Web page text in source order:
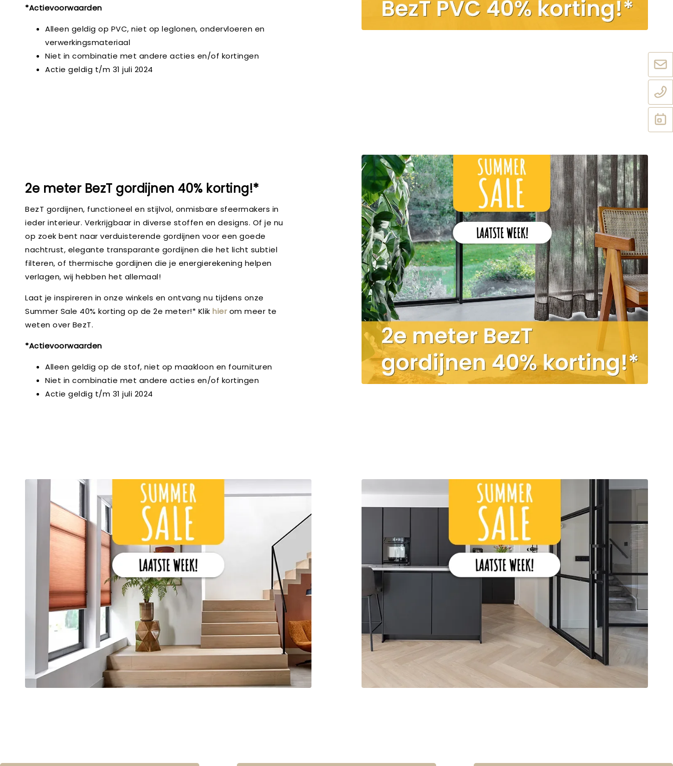
*Actievoorwaarden
Alleen geldig op PVC, niet op leglonen, ondervloeren en
verwerkingsmateriaal
Niet in combinatie met andere acties en/of kortingen
Actie geldig t/m 31 juli 2024
2e meter BezT gordijnen 40% korting!*
BezT gordijnen, functioneel en stijlvol, onmisbare sfeermakers in
ieder interieur. Verkrijgbaar in diverse stoffen en designs. Of je nu
op zoek bent naar verduisterende gordijnen voor een goede
nachtrust, elegante transparante gordijnen die het licht subtiel
filteren, of thermische gordijnen die je energierekening helpen
verlagen, wij hebben het allemaal!
Laat je inspireren in onze winkels en ontvang nu tijdens onze
Summer Sale 40% korting op de 2e meter!* Klik hierom meer te
weten over BezT.
*Actievoorwaarden
Alleen geldig op de stof, niet op maakloon en fournituren
Niet in combinatie met andere acties en/of kortingen
Actie geldig t/m 31 juli 2024